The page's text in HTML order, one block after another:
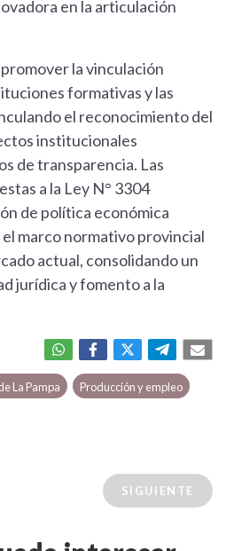
en la articulación
la vinculación
formativas y las
el reconocimiento del
institucionales
de transparencia. Las
a la Ley N° 3304
de política económica
marco normativo provincial
actual, consolidando un
jurídica y fomento a la
La Pampa
Producción y empleo
SIGUIENTE